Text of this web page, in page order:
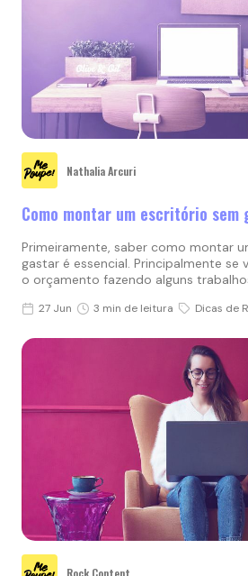
Nathalia Arcuri
Como montar um escritório sem
Primeiramente, saber como montar
gastar é essencial. Principalmente se
o orçamento fazendo alguns
27 Jun 3 min de leitura Dicas de
Rock Content